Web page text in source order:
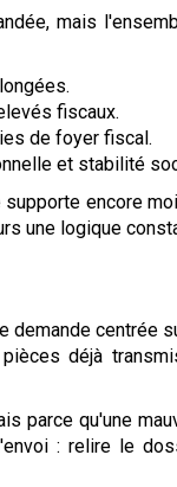
mais
fiscaux.
de foyer fiscal.
et stabilité
encore
une logique
demande centrée
déjà
parce qu'une
: relire le